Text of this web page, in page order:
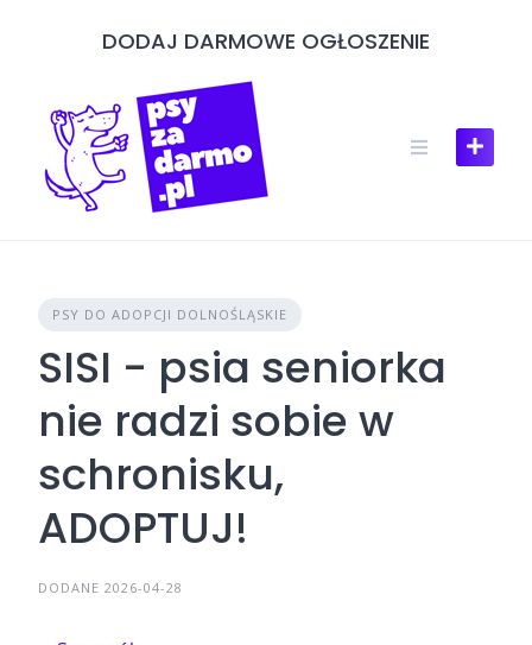
DODAJ DARMOWE OGŁOSZENIE
PSY DO ADOPCJI DOLNOŚLĄSKIE
SISI - psia seniorka
nie radzi sobie w
schronisku,
ADOPTUJ!
DODANE 2026-04-28